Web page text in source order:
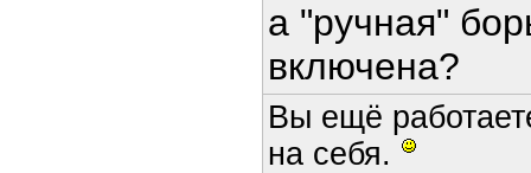
а "ручная"
включена?
Вы ещё
на себя.